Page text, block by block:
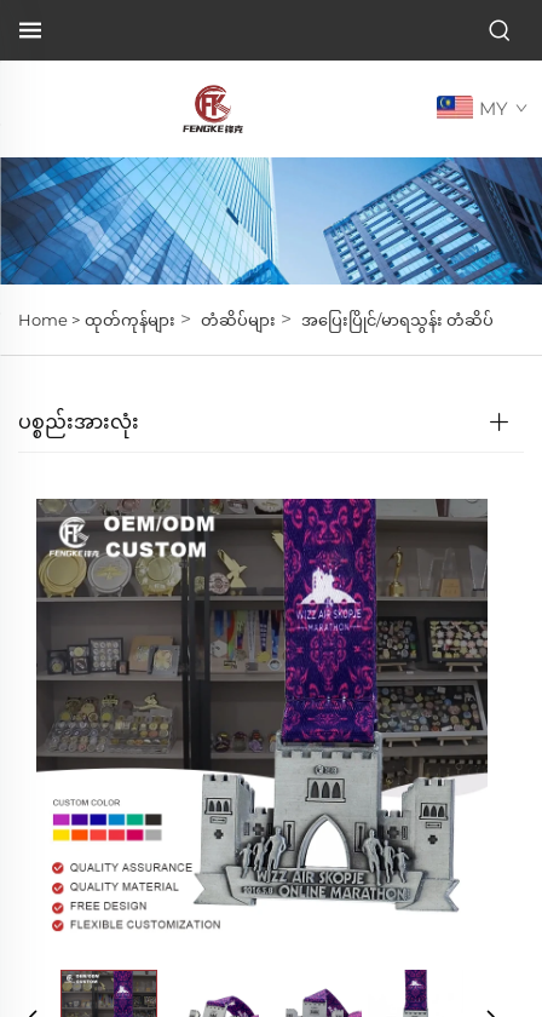
MY
Home > ထုတ်ကုန်များ > တံဆိပ်များ > အပြေးပြိုင်/မာရသွန်း တံဆိပ်
ပစ္စည်းအားလုံး